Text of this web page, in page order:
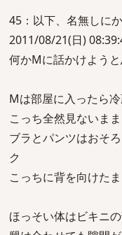
45：以下、名無しに
2011/08/21(日)
何かMに話かけよう
Mは部屋に入ったら
こっち全然見ないま
ブラとパンツはおそ
ク
こっちに背を向けた
ほっそい体はビキニ